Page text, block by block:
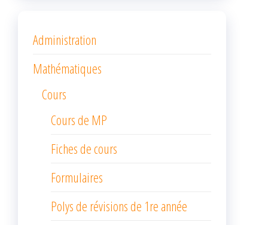
Administration
Mathématiques
Cours
Cours de MP
Fiches de cours
Formulaires
Polys de révisions de 1re année